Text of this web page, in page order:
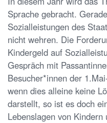
Sprache gebracht.
Sozialleistungen des
nicht wehren. Die
Kindergeld auf
Gespräch mit
Besucher*innen der
wenn dies alleine keine
darstellt, so ist es doch
Lebenslagen von